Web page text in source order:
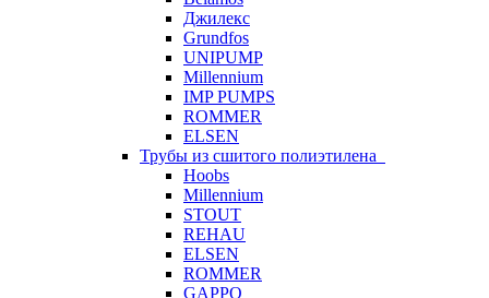
Джилекс
Grundfos
UNIPUMP
Millennium
IMP PUMPS
ROMMER
ELSEN
Трубы из сшитого полиэтилена
Hoobs
Millennium
STOUT
REHAU
ELSEN
ROMMER
GAPPO